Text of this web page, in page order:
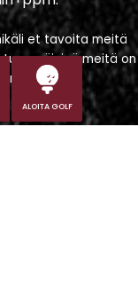
ALOITA GOLF
et tavoita meitä
meitä on